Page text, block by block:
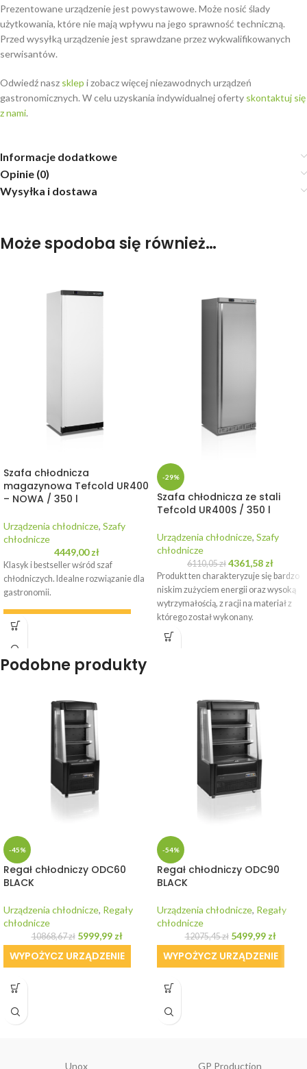
Prezentowane urządzenie jest powystawowe. Może nosić ślady
użytkowania, które nie mają wpływu na jego sprawność techniczną.
Przed wysyłką urządzenie jest sprawdzane przez wykwalifikowanych
serwisantów.
Odwiedź nasz sklep i zobacz więcej niezawodnych urządzeń
gastronomicznych. W celu uzyskania indywidualnej oferty skontaktuj się
z nami.
Informacje dodatkowe
Opinie (0)
Wysyłka i dostawa
Może spodoba się również…
Szafa chłodnicza
magazynowa Tefcold UR400
– NOWA / 350 l
Urządzenia chłodnicze, Szafy
chłodnicze
4449,00zł
Klasyk i bestseller wśród szaf
chłodniczych. Idealne rozwiązanie dla
gastronomii.
WYPOŻYCZ URZĄDZENIE
-29%
Szafa chłodnicza ze stali
Tefcold UR400S / 350 l
Urządzenia chłodnicze, Szafy
chłodnicze
6110,05zł 4361,58 zł
Produkt ten charakteryzuje się bardzo
niskim zużyciem energii oraz wysoką
wytrzymałością, z racji na materiał z
którego został wykonany.
WYPOŻYCZ URZĄDZENIE
Podobne produkty
-45%
Regał chłodniczy ODC60
BLACK
Urządzenia chłodnicze, Regały
chłodnicze
10868,67zł 5999,99 zł
WYPOŻYCZ URZĄDZENIE
-54%
Regał chłodniczy ODC90
BLACK
Urządzenia chłodnicze, Regały
chłodnicze
12075,45zł 5499,99 zł
WYPOŻYCZ URZĄDZENIE
Unox GP Production